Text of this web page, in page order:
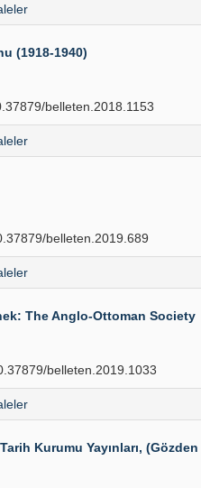
(1918-1940)
belleten.2018.1153
belleten.2019.689
The Anglo-Ottoman Society
belleten.2019.1033
Kurumu Yayınları,